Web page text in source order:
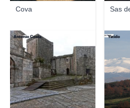
Cova Sas
Antonio Costa Yetido